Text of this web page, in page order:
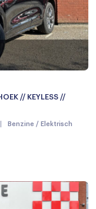
// KEYLESS //
Benzine / Elektrisch